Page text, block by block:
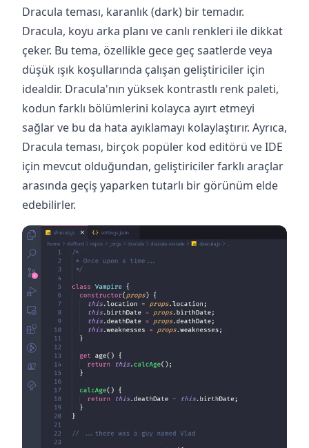
Dracula teması, karanlık (dark) bir temadır.
Dracula, koyu arka planı ve canlı renkleri ile dikkat
çeker. Bu tema, özellikle gece geç saatlerde veya
düşük ışık koşullarında çalışan geliştiriciler için
idealdir. Dracula'nın yüksek kontrastlı renk paleti,
kodun farklı bölümlerini kolayca ayırt etmeyi
sağlar ve bu da hata ayıklamayı kolaylaştırır. Ayrıca,
Dracula teması, birçok popüler kod editörü ve IDE
için mevcut olduğundan, geliştiriciler farklı araçlar
arasında geçiş yaparken tutarlı bir görünüm elde
edebilirler. ‍